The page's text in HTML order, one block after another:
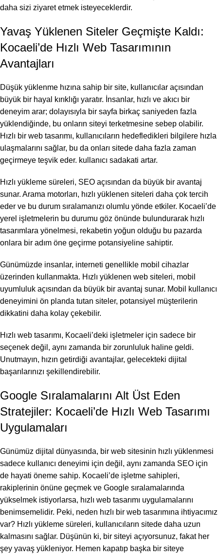
daha sizi ziyaret etmek isteyeceklerdir.
Yavaş Yüklenen Siteler Geçmişte Kaldı:
Kocaeli’de Hızlı Web Tasarımının
Avantajları
Düşük yüklenme hızına sahip bir site, kullanıcılar açısından
büyük bir hayal kırıklığı yaratır. İnsanlar, hızlı ve akıcı bir
deneyim arar; dolayısıyla bir sayfa birkaç saniyeden fazla
yüklendiğinde, bu onların siteyi terketmesine sebep olabilir.
Hızlı bir web tasarımı, kullanıcıların hedefledikleri bilgilere hızla
ulaşmalarını sağlar, bu da onları sitede daha fazla zaman
geçirmeye teşvik eder. kullanıcı sadakati artar.
Hızlı yükleme süreleri, SEO açısından da büyük bir avantaj
sunar. Arama motorları, hızlı yüklenen siteleri daha çok tercih
eder ve bu durum sıralamanızı olumlu yönde etkiler. Kocaeli’de
yerel işletmelerin bu durumu göz önünde bulundurarak hızlı
tasarımlara yönelmesi, rekabetin yoğun olduğu bu pazarda
onlara bir adım öne geçirme potansiyeline sahiptir.
Günümüzde insanlar, interneti genellikle mobil cihazlar
üzerinden kullanmakta. Hızlı yüklenen web siteleri, mobil
uyumluluk açısından da büyük bir avantaj sunar. Mobil kullanıcı
deneyimini ön planda tutan siteler, potansiyel müşterilerin
dikkatini daha kolay çekebilir.
Hızlı web tasarımı, Kocaeli’deki işletmeler için sadece bir
seçenek değil, aynı zamanda bir zorunluluk haline geldi.
Unutmayın, hızın getirdiği avantajlar, gelecekteki dijital
başarılarınızı şekillendirebilir.
Google Sıralamalarını Alt Üst Eden
Stratejiler: Kocaeli’de Hızlı Web Tasarımı
Uygulamaları
Günümüz dijital dünyasında, bir web sitesinin hızlı yüklenmesi
sadece kullanıcı deneyimi için değil, aynı zamanda SEO için
de hayati öneme sahip. Kocaeli’de işletme sahipleri,
rakiplerinin önüne geçmek ve Google sıralamalarında
yükselmek istiyorlarsa, hızlı web tasarımı uygulamalarını
benimsemelidir. Peki, neden hızlı bir web tasarımına ihtiyacımız
var? Hızlı yükleme süreleri, kullanıcıların sitede daha uzun
kalmasını sağlar. Düşünün ki, bir siteyi açıyorsunuz, fakat her
şey yavaş yükleniyor. Hemen kapatıp başka bir siteye